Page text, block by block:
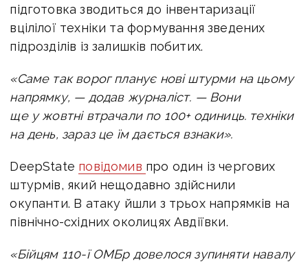
підготовка зводиться до інвентаризації
вцілілої техніки та формування зведених
підрозділів із залишків побитих.
«Саме так ворог планує нові штурми на цьому
напрямку, — додав журналіст. — Вони
ще у жовтні втрачали по 100+ одиниць. техніки
на день, зараз це їм дається взнаки».
DeepState повідомив про один із чергових
штурмів, який нещодавно здійснили
окупанти. В атаку йшли з трьох напрямків на
північно-східних околицях Авдіївки.
«Бійцям 110-ї ОМБр довелося зупиняти навалу